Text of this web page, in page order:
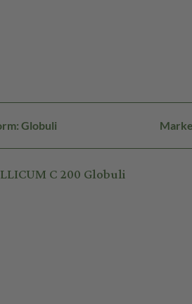
Globuli
C 200 Globuli